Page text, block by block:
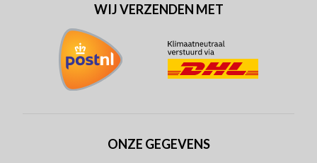
WIJ VERZENDEN MET
ONZE GEGEVENS